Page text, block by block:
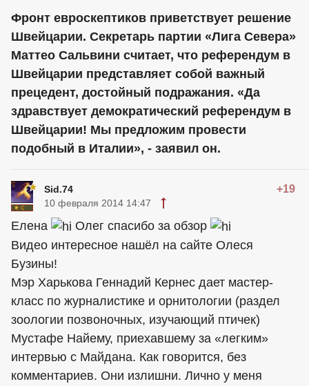
Фронт евроскептиков приветствует решение
Швейцарии. Секретарь партии «Лига Севера»
Маттео Сальвини считает, что референдум в
Швейцарии представляет собой важный
прецедент, достойный подражания. «Да
здравствует демократический референдум в
Швейцарии! Мы предложим провести
подобный в Италии», - заявил он.
Sid.74 +19
10 февраля 2014 14:47
Елена
Олег спасибо за обзор
Видео интересное нашёл на сайте Олеся
Бузины!
Мэр Харькова Геннадий Кернес дает мастер-
класс по журналистике и орнитологии (раздел
зоологии позвоночных, изучающий птичек)
Мустафе Найему, приехавшему за «легким»
интервью с Майдана. Как говорится, без
комментариев. Они излишни. Лично у меня